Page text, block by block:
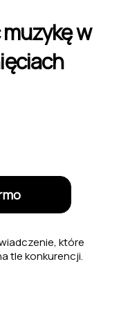
w
które
tle konkurencji.